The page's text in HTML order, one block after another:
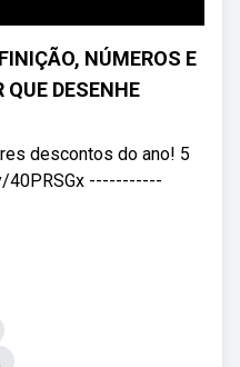
NÚMEROS E
QUE DESENHE
descontos do ano! 5
40PRSGx -----------